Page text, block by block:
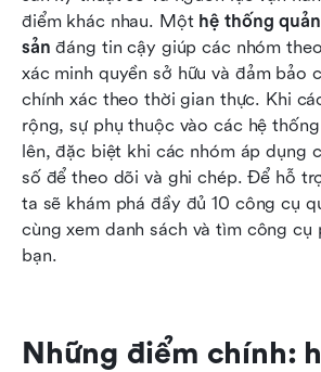
điểm khác nhau. Một hệ thống
sản đáng tin cậy giúp các nhóm
xác minh quyền sở hữu và đảm bảo
chính xác theo thời gian thực. Khi
rộng, sự phụ thuộc vào các hệ
lên, đặc biệt khi các nhóm áp dụng
số để theo dõi và ghi chép. Để hỗ
ta sẽ khám phá đầy đủ 10 công cụ
cùng xem danh sách và tìm công cụ
bạn.
Những điểm chính:
Bous mẹo: Hệ thống kiểm kê tài
mở so với miễn phí
Những lợi ích chính của việc sử
quản lý kiểm kê tài sản
Kết luận
Câu hỏi thường gặp
Đọc thêm